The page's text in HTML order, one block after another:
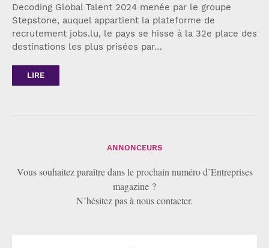
Decoding Global Talent 2024 menée par le groupe
Stepstone, auquel appartient la plateforme de
recrutement jobs.lu, le pays se hisse à la 32e place des
destinations les plus prisées par…
LIRE
ANNONCEURS
Vous souhaitez paraître dans le prochain numéro d’Entreprises
magazine ?
N’hésitez pas à nous contacter.